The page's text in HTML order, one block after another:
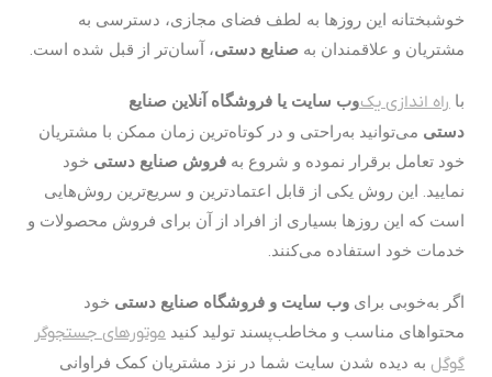
خوشبختانه این روزها به لطف فضای مجازی، دسترسی به
مشتریان و علاقمندان به صنایع دستی، آسان‌تر از قبل شده است.
با راه اندازی یکوب سایت یا فروشگاه آنلاین صنایع
دستی می‌توانید به‌راحتی و در کوتاه‌ترین زمان ممکن با مشتریان
خود تعامل برقرار نموده و شروع به فروش صنایع دستی خود
نمایید. این روش یکی از قابل اعتمادترین و سریع‌ترین روش‌هایی
است که این روزها بسیاری از افراد از آن برای فروش محصولات و
خدمات خود استفاده می‌کنند.
اگر به‌خوبی برای وب سایت و فروشگاه صنایع دستی خود
محتواهای مناسب و مخاطب‌پسند تولید کنید موتورهای جستجوگر
گوگل به دیده شدن سایت شما در نزد مشتریان کمک فراوانی